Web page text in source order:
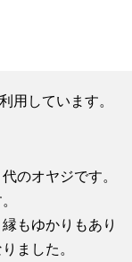
用しています。
のオヤジです。
もゆかりもあり
ました。